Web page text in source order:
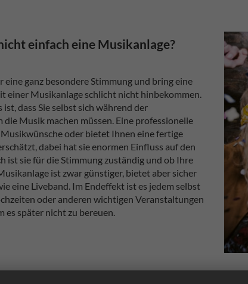
einfach eine Musikanlage?
eine ganz besondere Stimmung und bring eine
einer Musikanlage schlicht nicht hinbekommen.
dass Sie selbst sich während der
Musik machen müssen. Eine professionelle
oder bietet Ihnen eine fertige
dabei hat sie enormen Einfluss auf den
ist sie für die Stimmung zuständig und ob Ihre
ist zwar günstiger, bietet aber sicher
eine Liveband. Im Endeffekt ist es jedem selbst
oder anderen wichtigen Veranstaltungen
es später nicht zu bereuen.